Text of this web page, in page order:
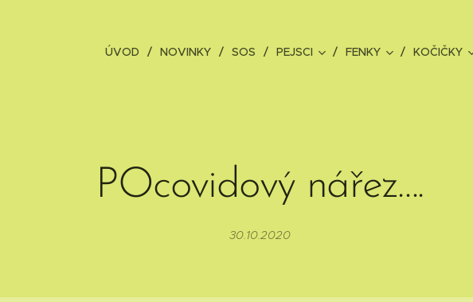
ÚVOD NOVINKY SOS PEJSCI FENKY KOČIČKY
POcovidový nářez….
30.10.2020